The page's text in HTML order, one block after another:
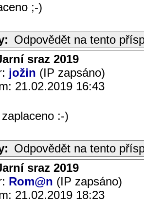
;-)
Odpovědět na tento
sraz 2019
jožin (IP zapsáno)
21.02.2019 16:43
:-)
Odpovědět na tento
sraz 2019
Rom@n (IP zapsáno)
21.02.2019 18:23